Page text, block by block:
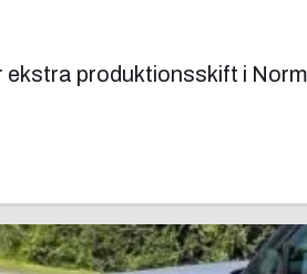
ekstra produktionsskift i